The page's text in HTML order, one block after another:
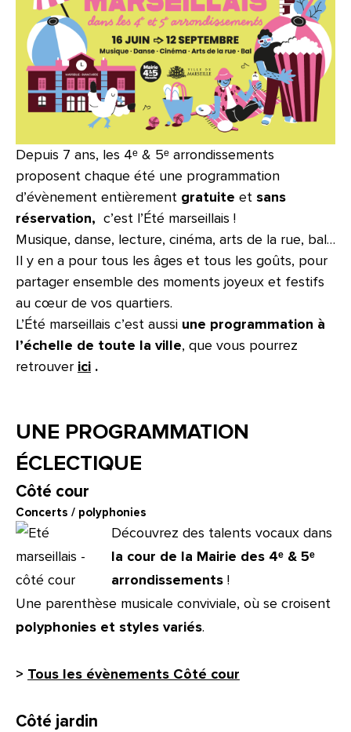
Depuis 7 ans, les 4ᵉ & 5ᵉ arrondissements
proposent chaque été une programmation
d’évènement entièrement gratuite et sans
réservation, c’est l’Été marseillais !
Musique, danse, lecture, cinéma, arts de la rue, bal…
Il y en a pour tous les âges et tous les goûts, pour
partager ensemble des moments joyeux et festifs
au cœur de vos quartiers.
L’Été marseillais c’est aussi une programmation à
l’échelle de toute la ville, que vous pourrez
retrouver ici .
UNE PROGRAMMATION
ÉCLECTIQUE
Côté cour
Concerts / polyphonies
Découvrez des talents vocaux dans
la cour de la Mairie des 4ᵉ & 5ᵉ
arrondissements !
Une parenthèse musicale conviviale, où se croisent
polyphonies et styles variés.
> Tous les évènements Côté cour
Côté jardin